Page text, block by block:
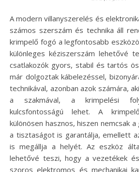
A modern villanyszerelés és elektronikai szerelés területén
számos szerszám és technika áll
krimpelő fogó a legfontosabb
különleges kéziszerszám lehetővé
csatlakozók gyors, stabil és tartós
már dolgoztak kábelezéssel,
technikával, azonban azok számára,
a szakmával, a krimpelési
kulcsfontosságú lehet. A
különösen hasznos, hiszen nemcsak
a tisztaságot is garantálja, emellett
is megállja a helyét. Az eszköz
lehetővé teszi, hogy a vezetékek
szoros elektromos és mechanikai